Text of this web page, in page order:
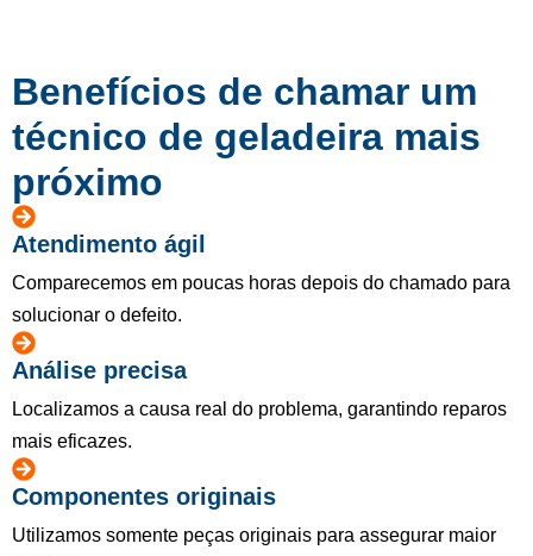
Benefícios de chamar um
técnico de geladeira mais
próximo
Atendimento ágil
Comparecemos em poucas horas depois do chamado para
solucionar o defeito.
Análise precisa
Localizamos a causa real do problema, garantindo reparos
mais eficazes.
Componentes originais
Utilizamos somente peças originais para assegurar maior